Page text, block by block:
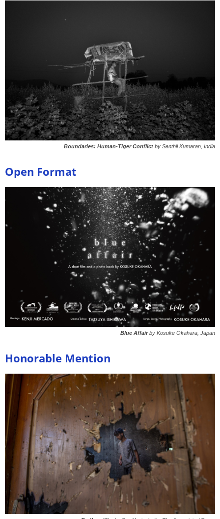
Boundaries: Human-Tiger Conflict by Senthil Kumaran, India
Open Format
Blue Affairby Kosuke Okahara, Japan
Honorable Mention